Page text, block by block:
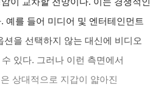
예를 들어 미디어 및 엔터테인먼트
을 선택하지 않는 대신에 비디오
있다. 그러나 이런 측면에서
상대적으로 지갑이 얇아진